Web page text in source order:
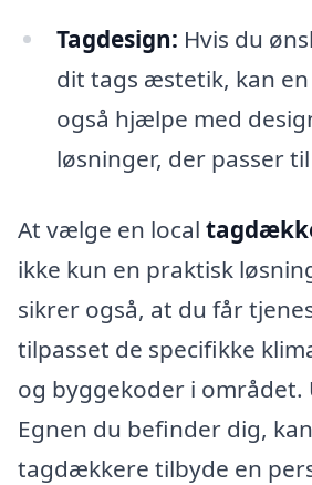
Tagdesign: Hvis du
dit tags æstetik, kan
også hjælpe med
løsninger, der passer
At vælge en local
ikke kun en praktisk
sikrer også, at du får
tilpasset de specifikke
og byggekoder i området.
Egnen du befinder dig,
tagdækkere tilbyde en